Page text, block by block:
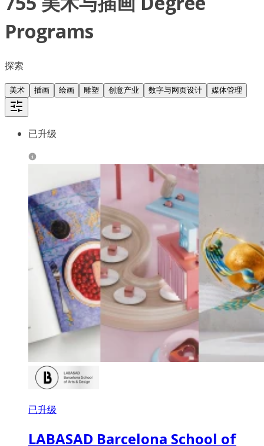
Programs
探索
美术 插画 绘画 雕塑 创意产业 数字与网页设计 媒体管理
已升级
已升级
LABASAD Barcelona School of